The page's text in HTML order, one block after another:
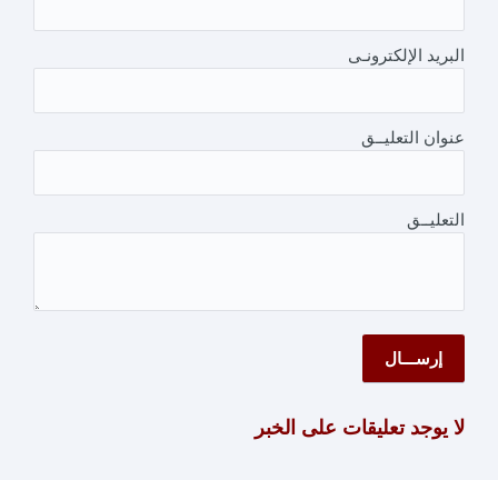
البريد الإلكترونـى
عنوان التعليــق
التعليــق
لا يوجد تعليقات على الخبر